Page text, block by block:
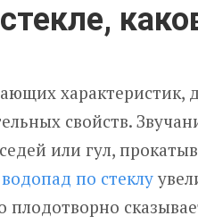
характеристик,
свойств.
или гул,
по стеклу